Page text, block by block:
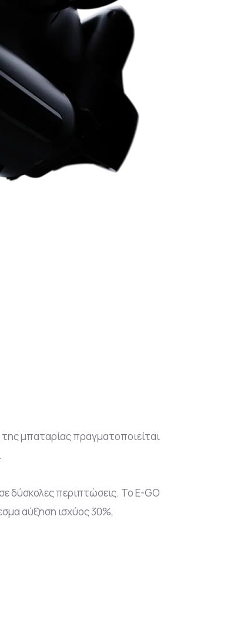
μπαταρίας πραγματοποιείται
δύσκολες περιπτώσεις. Το E-GO
αύξηση ισχύος 30%,